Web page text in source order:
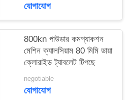
যোগাযোগ
800kn পাউডার কমপ্যাকশন
মেশিন ক্যালসিয়াম 80 মিমি ডায়া
ক্লোরাইড ট্যাবলেট টিপছে
negotiable
যোগাযোগ